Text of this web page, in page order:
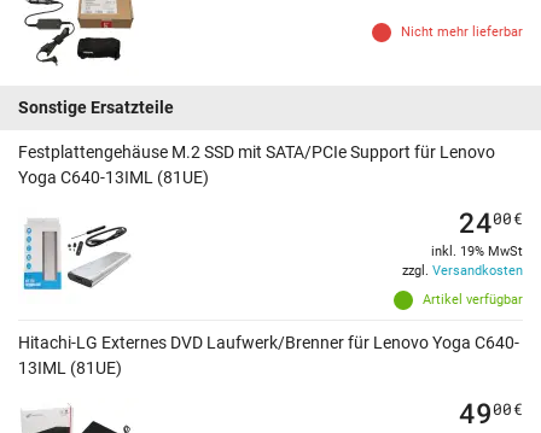
Nicht mehr lieferbar
Sonstige Ersatzteile
Festplattengehäuse M.2 SSD mit SATA/PCIe Support für Lenovo
Yoga C640-13IML (81UE)
Artikel verfügbar
2400€
inkl. 19% MwSt
zzgl. Versandkosten
Hitachi-LG Externes DVD Laufwerk/Brenner für Lenovo Yoga C640-
13IML (81UE)
4900€